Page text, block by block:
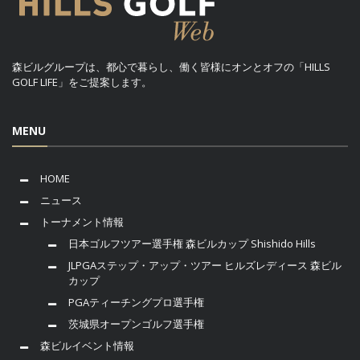
森ビルグループは、都心で暮らし、働く皆様にオンとオフの「HILLS
GOLF LIFE」をご提案します。
MENU
HOME
ニュース
トーナメント情報
日本ゴルフツアー選手権 森ビルカップ Shishido Hills
JLPGAステップ・アップ・ツアー ヒルズレディース 森ビル
カップ
PGAティーチングプロ選手権
茨城県オープンゴルフ選手権
森ビルイベント情報